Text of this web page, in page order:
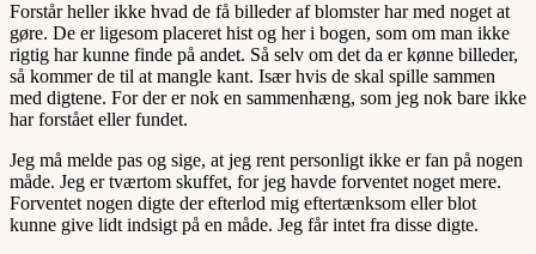
Forstår heller ikke hvad de få billeder af blomster har med noget at
gøre. De er ligesom placeret hist og her i bogen, som om man ikke
rigtig har kunne finde på andet. Så selv om det da er kønne billeder,
så kommer de til at mangle kant. Især hvis de skal spille sammen
med digtene. For der er nok en sammenhæng, som jeg nok bare ikke
har forstået eller fundet.
Jeg må melde pas og sige, at jeg rent personligt ikke er fan på nogen
måde. Jeg er tværtom skuffet, for jeg havde forventet noget mere.
Forventet nogen digte der efterlod mig eftertænksom eller blot
kunne give lidt indsigt på en måde. Jeg får intet fra disse digte.